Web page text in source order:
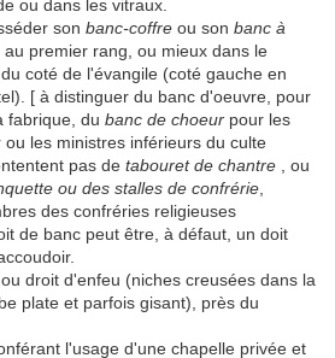
ou dans les vitraux.
son banc-coffre ou son banc à
au premier rang, ou mieux dans le
coté de l'évangile (coté gauche en
[ à distinguer du banc d'oeuvre, pour
fabrique, du banc de choeur pour les
les ministres inférieurs du culte
pas de tabouret de chantre , ou
ou des stalles de confrérie
des confréries religieuses
de banc peut être, à défaut, un doit
droit d'enfeu (niches creusées dans la
plate et parfois gisant), près du
l'usage d'une chapelle privée et